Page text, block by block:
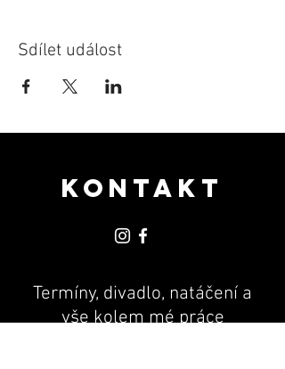
Sdílet událost
KONTAKT
Termíny, divadlo, natáčení a
vše kolem mé práce